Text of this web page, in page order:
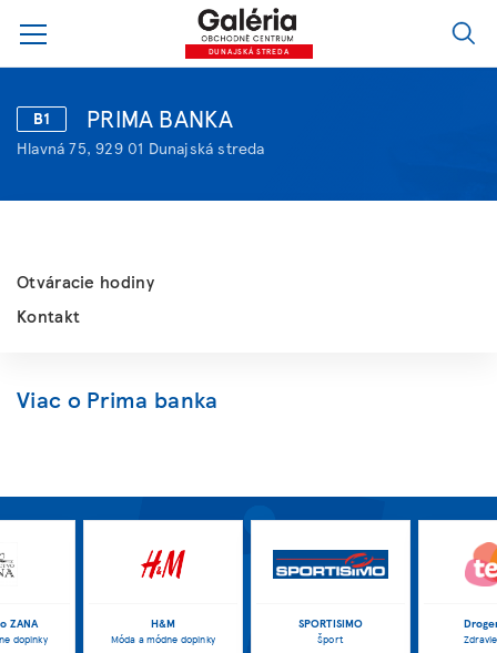
DUNAJSKÁ STREDA
Otváracie hodiny
Kontakt
B1 PRIMA BANKA
Hlavná 75, 929 01 Dunajská streda
Viac o Prima banka
ZANA
doplnky
H&M
Móda a módne doplnky
SPORTISIMO
Šport